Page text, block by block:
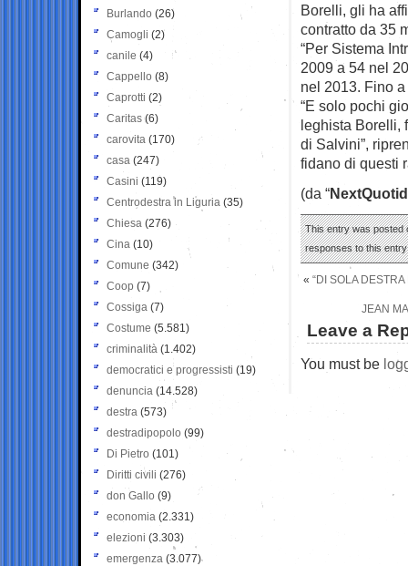
Borelli, gli ha
contratto da 35
“Per Sistema
2009 a 54 nel
nel 2013. Fino
“E solo pochi
leghista Borelli,
di Salvini”,
fidano di questi
(da “
This entry was posted
responses to this
« “DI SOLA
JEAN
Leave a
You must be
Burlando (26)
Camogli (2)
canile (4)
Cappello (8)
Caprotti (2)
Caritas (6)
carovita (170)
casa (247)
Casini (119)
Centrodestra in Liguria (35)
Chiesa (276)
Cina (10)
Comune (342)
Coop (7)
Cossiga (7)
Costume (5.581)
criminalità (1.402)
democratici e progressisti (19)
denuncia (14.528)
destra (573)
destradipopolo (99)
Di Pietro (101)
Diritti civili (276)
don Gallo (9)
economia (2.331)
elezioni (3.303)
emergenza (3.077)